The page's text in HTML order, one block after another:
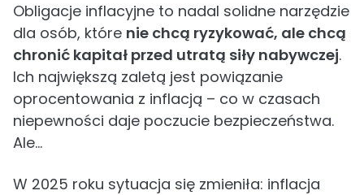
Obligacje inflacyjne to nadal solidne narzędzie
dla osób, które nie chcą ryzykować, ale chcą
chronić kapitał przed utratą siły nabywczej.
Ich największą zaletą jest powiązanie
oprocentowania z inflacją – co w czasach
niepewności daje poczucie bezpieczeństwa.
Ale...
W 2025 roku sytuacja się zmieniła: inflacja